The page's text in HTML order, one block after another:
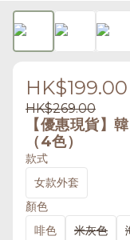
HK$199.00
HK$269.00
【優惠現貨】
（4色）
款式
女款外套
顏色
啡色
米灰色